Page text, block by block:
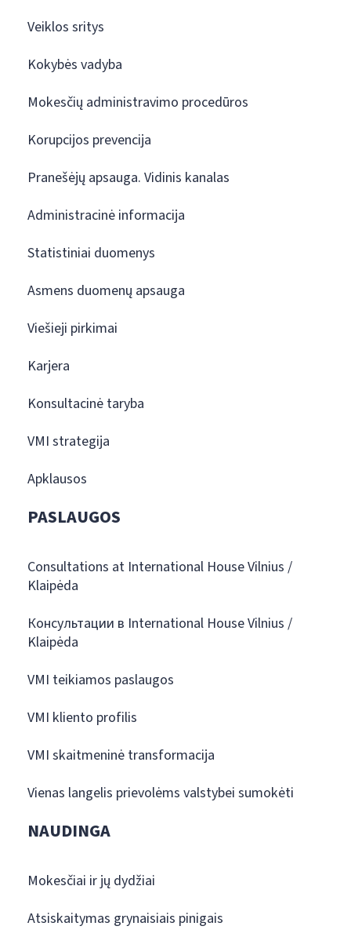
Veiklos sritys
Kokybės vadyba
Mokesčių administravimo procedūros
Korupcijos prevencija
Pranešėjų apsauga. Vidinis kanalas
Administracinė informacija
Statistiniai duomenys
Asmens duomenų apsauga
Viešieji pirkimai
Karjera
Konsultacinė taryba
VMI strategija
Apklausos
PASLAUGOS
Consultations at International House Vilnius /
Klaipėda
Консультации в International House Vilnius /
Klaipėda
VMI teikiamos paslaugos
VMI kliento profilis
VMI skaitmeninė transformacija
Vienas langelis prievolėms valstybei sumokėti
NAUDINGA
Mokesčiai ir jų dydžiai
Atsiskaitymas grynaisiais pinigais